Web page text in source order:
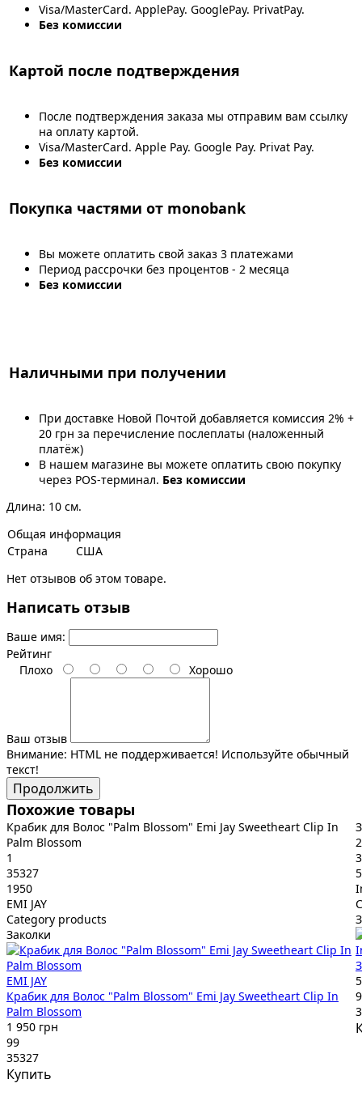
Visa/MasterCard. ApplePay. GooglePay. PrivatPay.
Без комиссии
Картой после подтверждения
После подтверждения заказа мы отправим вам ссылку
на оплату картой.
Visa/MasterCard. Apple Pay. Google Pay. Privat Pay.
Без комиссии
Покупка частями от monobank
Вы можете оплатить свой заказ 3 платежами
Период рассрочки без процентов - 2 месяца
Без комиссии
Наличными при получении
При доставке Новой Почтой добавляется комиссия 2% +
20 грн за перечисление послеплаты (наложенный
платёж)
В нашем магазине вы можете оплатить свою покупку
через POS-терминал. Без комиссии
Длина: 10 см.
Общая информация
Страна
США
Нет отзывов об этом товаре.
Написать отзыв
Ваше имя:
Рейтинг
Плохо
Хорошо
Ваш отзыв
Внимание: HTML не поддерживается! Используйте обычный
текст!
Продолжить
Похожие товары
Крабик для Волос "Palm Blossom" Emi Jay Sweetheart Clip In
Palm Blossom
1
35327
1950
EMI JAY
Category products
Заколки
EMI JAY
Крабик для Волос "Palm Blossom" Emi Jay Sweetheart Clip In
Palm Blossom
1 950 грн
99
35327
Купить
2